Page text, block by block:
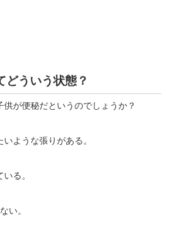
どういう状態？
が便秘だというのでしょうか？
ような張りがある。
る。
い。